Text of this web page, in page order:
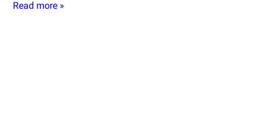
Read more »